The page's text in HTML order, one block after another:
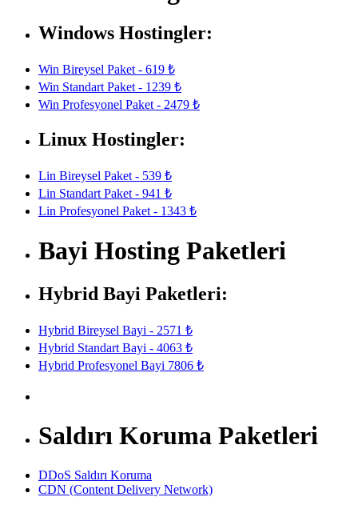
Windows Hostingler:
Win Bireysel Paket - 619 ₺
Win Standart Paket - 1239 ₺
Win Profesyonel Paket - 2479 ₺
Linux Hostingler:
Lin Bireysel Paket - 539 ₺
Lin Standart Paket - 941 ₺
Lin Profesyonel Paket - 1343 ₺
Bayi Hosting Paketleri
Hybrid Bayi Paketleri:
Hybrid Bireysel Bayi - 2571 ₺
Hybrid Standart Bayi - 4063 ₺
Hybrid Profesyonel Bayi 7806 ₺
Saldırı Koruma Paketleri
DDoS Saldırı Koruma
CDN (Content Delivery Network)